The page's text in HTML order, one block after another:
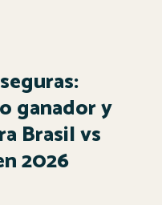
ganador y
Brasil vs
2026